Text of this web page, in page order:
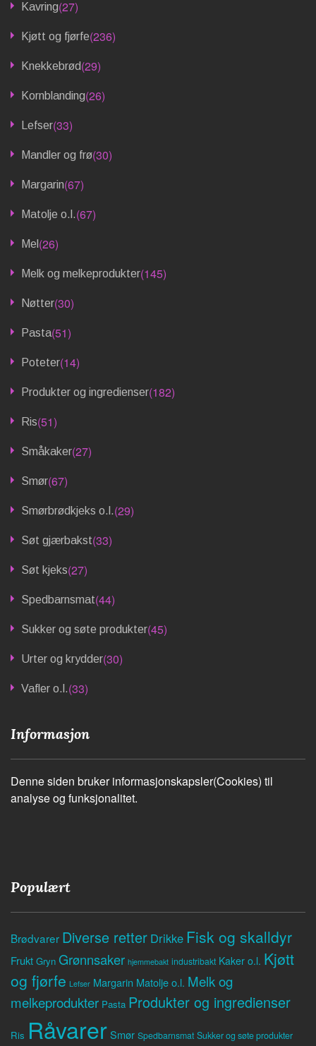
Kavring(27)
Kjøtt og fjørfe(236)
Knekkebrød(29)
Kornblanding(26)
Lefser(33)
Mandler og frø(30)
Margarin(67)
Matolje o.l.(67)
Mel (26)
Melk og melkeprodukter(145)
Nøtter(30)
Pasta(51)
Poteter(14)
Produkter og ingredienser(182)
Ris(51)
Småkaker(27)
Smør(67)
Smørbrødkjeks o.l.(29)
Søt gjærbakst(33)
Søt kjeks(27)
Spedbarnsmat(44)
Sukker og søte produkter(45)
Urter og krydder(30)
Vafler o.l.(33)
Informasjon
Denne siden bruker informasjonskapsler(Cookies) til
analyse og funksjonalitet.
Populært
Brødvarer Diverse retter Drikke Fisk og skalldyr
Frukt Gryn Grønnsaker hjemmebakt industribakt Kaker o.l. Kjøtt
og fjørfe Lefser Margarin Matolje o.l. Melk og
melkeprodukter Pasta Produkter og ingredienser
Ris RåvarerSmør Spedbarnsmat Sukker og søte produkter